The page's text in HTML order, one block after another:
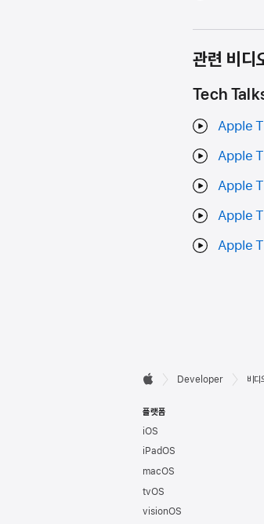
관련 비디
Tech
Apple
Apple
Apple
Apple
Apple
바닥글

Developer 비디
플랫폼
iOS
iPadOS
macOS
tvOS
visionOS